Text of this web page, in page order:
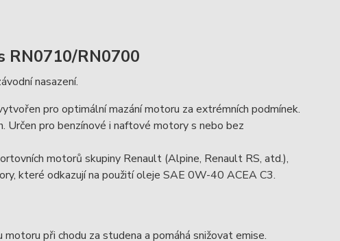
RN0710/RN0700
nasazení.
pro optimální mazání motoru za extrémních podmínek.
Určen pro benzínové i naftové motory s nebo bez
motorů skupiny Renault (Alpine, Renault RS, atd.),
které odkazují na použití oleje SAE 0W-40 ACEA C3.
při chodu za studena a pomáhá snižovat emise.